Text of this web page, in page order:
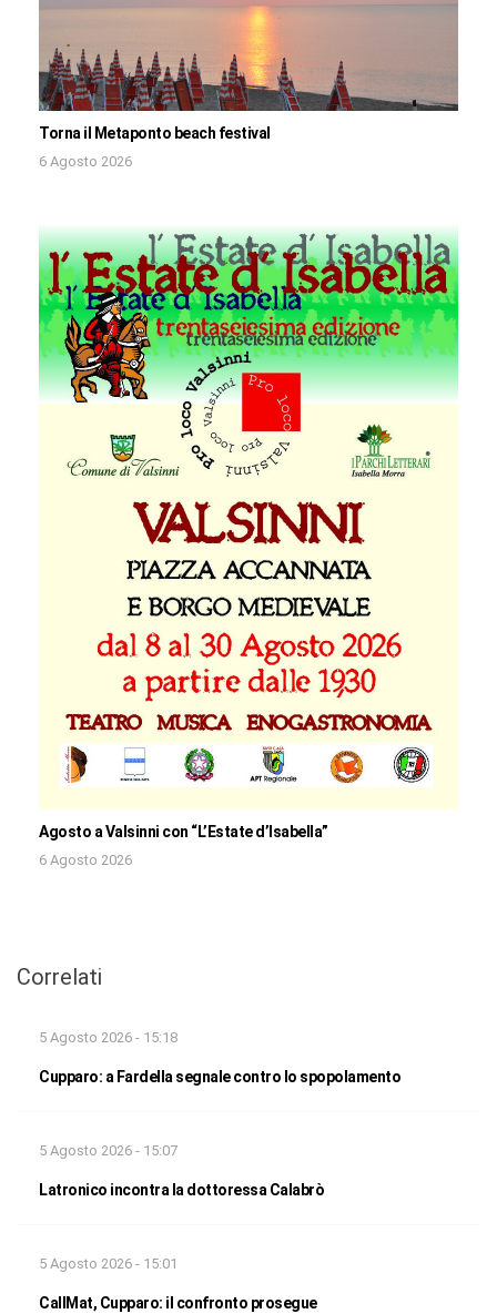
Torna il Metaponto beach festival
6 Agosto 2026
Agosto a Valsinni con “L’Estate d’Isabella”
6 Agosto 2026
Correlati
5 Agosto 2026 - 15:18
Cupparo: a Fardella segnale contro lo spopolamento
5 Agosto 2026 - 15:07
Latronico incontra la dottoressa Calabrò
5 Agosto 2026 - 15:01
CallMat, Cupparo: il confronto prosegue